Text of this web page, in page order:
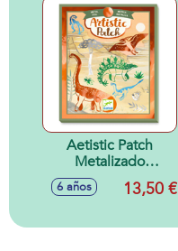
Aetistic Patch
Metalizado
Dinosaurios
6 años 13,50 €